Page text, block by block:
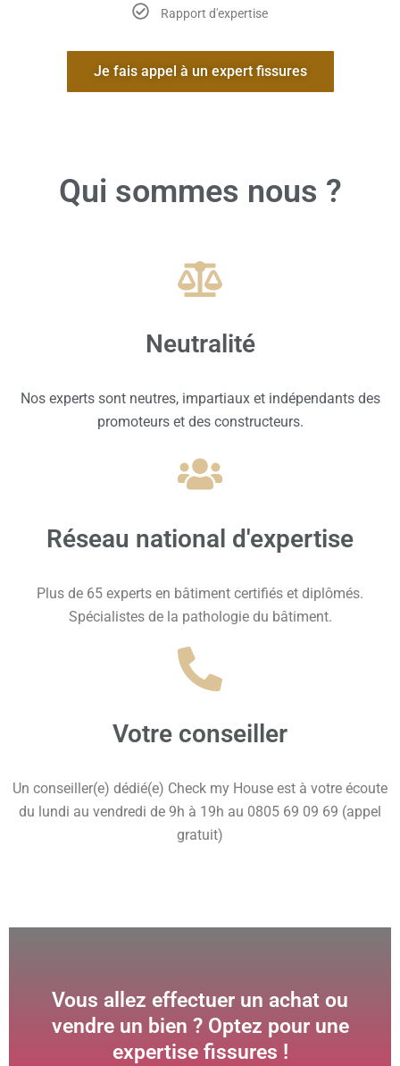
Rapport d'expertise
Je fais appel à un expert fissures
Qui sommes nous ?
Neutralité
Nos experts sont neutres, impartiaux et indépendants des
promoteurs et des constructeurs.
Réseau national d'expertise
Plus de 65 experts en bâtiment certifiés et diplômés.
Spécialistes de la pathologie du bâtiment.
Votre conseiller
Un conseiller(e) dédié(e) Check my House est à votre écoute
du lundi au vendredi de 9h à 19h au 0805 69 09 69 (appel
gratuit)
Vous allez effectuer un achat ou
vendre un bien ? Optez pour une
expertise fissures !